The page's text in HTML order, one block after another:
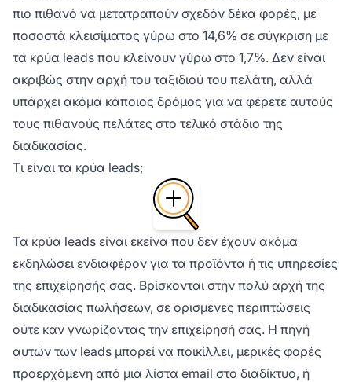
πιο πιθανό να μετατραπούν σχεδόν δέκα φορές, με
ποσοστά κλεισίματος γύρω στο 14,6% σε σύγκριση με
τα κρύα leads που κλείνουν γύρω στο 1,7%. Δεν είναι
ακριβώς στην αρχή του ταξιδιού του πελάτη, αλλά
υπάρχει ακόμα κάποιος δρόμος για να φέρετε αυτούς
τους πιθανούς πελάτες στο τελικό στάδιο της
διαδικασίας.
Τι είναι τα κρύα leads;
Τα κρύα leads είναι εκείνα που δεν έχουν ακόμα
εκδηλώσει ενδιαφέρον για τα προϊόντα ή τις υπηρεσίες
της επιχείρησής σας. Βρίσκονται στην πολύ αρχή της
διαδικασίας πωλήσεων, σε ορισμένες περιπτώσεις
ούτε καν γνωρίζοντας την επιχείρησή σας. Η πηγή
αυτών των leads μπορεί να ποικίλλει, μερικές φορές
προερχόμενη από μια λίστα email στο διαδίκτυο, ή